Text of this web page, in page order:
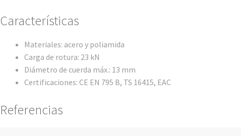
Características
Materiales: acero y poliamida
Carga de rotura: 23 kN
Diámetro de cuerda máx.: 13 mm
Certificaciones: CE EN 795 B, TS 16415, EAC
Referencias